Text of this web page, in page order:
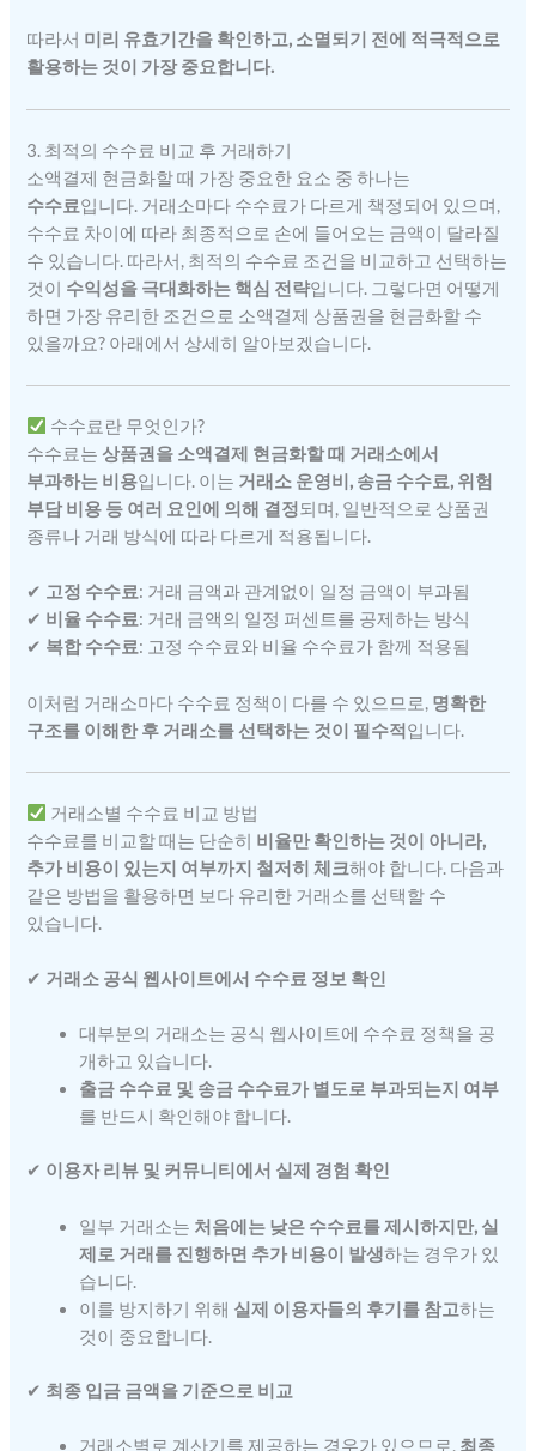
따라서 미리 유효기간을 확인하고, 소멸되기 전에 적극적으로
활용하는 것이 가장 중요합니다.
3. 최적의 수수료 비교 후 거래하기
소액결제 현금화할 때 가장 중요한 요소 중 하나는
수수료입니다. 거래소마다 수수료가 다르게 책정되어 있으며,
수수료 차이에 따라 최종적으로 손에 들어오는 금액이 달라질
수 있습니다. 따라서, 최적의 수수료 조건을 비교하고 선택하는
것이 수익성을 극대화하는 핵심 전략입니다. 그렇다면 어떻게
하면 가장 유리한 조건으로 소액결제 상품권을 현금화할 수
있을까요? 아래에서 상세히 알아보겠습니다.
수수료란 무엇인가?
수수료는상품권을 소액결제 현금화할 때 거래소에서
부과하는 비용입니다. 이는 거래소 운영비, 송금 수수료, 위험
부담 비용 등 여러 요인에 의해 결정되며, 일반적으로 상품권
종류나 거래 방식에 따라 다르게 적용됩니다.
✔ 고정 수수료: 거래 금액과 관계없이 일정 금액이 부과됨
✔ 비율 수수료: 거래 금액의 일정 퍼센트를 공제하는 방식
✔ 복합 수수료: 고정 수수료와 비율 수수료가 함께 적용됨
이처럼 거래소마다 수수료 정책이 다를 수 있으므로, 명확한
구조를 이해한 후 거래소를 선택하는 것이 필수적 입니다.
거래소별 수수료 비교 방법
수수료를 비교할 때는 단순히 비율만 확인하는 것이 아니라,
추가 비용이 있는지 여부까지 철저히 체크해야 합니다. 다음과
같은 방법을 활용하면 보다 유리한 거래소를 선택할 수
있습니다.
✔ 거래소 공식 웹사이트에서 수수료 정보 확인
대부분의 거래소는 공식 웹사이트에 수수료 정책을 공
개하고 있습니다.
출금 수수료 및 송금 수수료가 별도로 부과되는지 여부
를 반드시 확인해야 합니다.
✔ 이용자 리뷰 및 커뮤니티에서 실제 경험 확인
일부 거래소는 처음에는 낮은 수수료를 제시하지만, 실
제로 거래를 진행하면 추가 비용이 발생하는 경우가 있
습니다.
이를 방지하기 위해 실제 이용자들의 후기를 참고하는
것이 중요합니다.
✔ 최종 입금 금액을 기준으로 비교
거래소별로 계산기를 제공하는 경우가 있으므로, 최종